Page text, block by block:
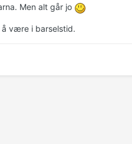
Men alt går jo
å være i barselstid.